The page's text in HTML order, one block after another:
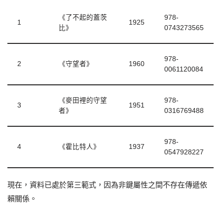
1
《了不起的蓋茨
比》
1925
978-
0743273565
2 《守望者》 1960
978-
0061120084
3
《麥田裡的守望
者》
1951
978-
0316769488
4 《霍比特人》 1937
978-
0547928227
現在，資料已處於第三範式，因為非鍵屬性之間不存在傳遞依
賴關係。